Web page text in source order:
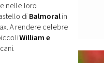
nelle loro
diBalmoralin
A rendere celebre
William e